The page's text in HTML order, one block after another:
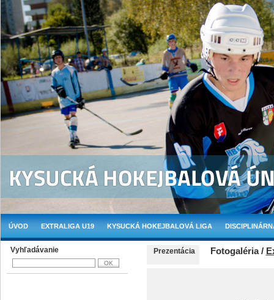
ÚVOD EXTRALIGA U19 KYSUCKÁ HOKEJBALOVÁ LIGA
Vyhľadávanie Prezentácia Fotogaléria /